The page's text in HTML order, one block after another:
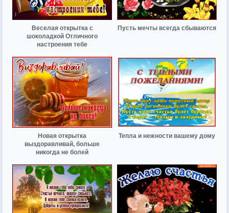
Веселая открытка с
шоколадкой Отличного
настроения тебе
Пусть мечты всегда сбываются
Новая открытка
выздоравливай, больше
никогда не болей
Тепла и нежности вашему дому